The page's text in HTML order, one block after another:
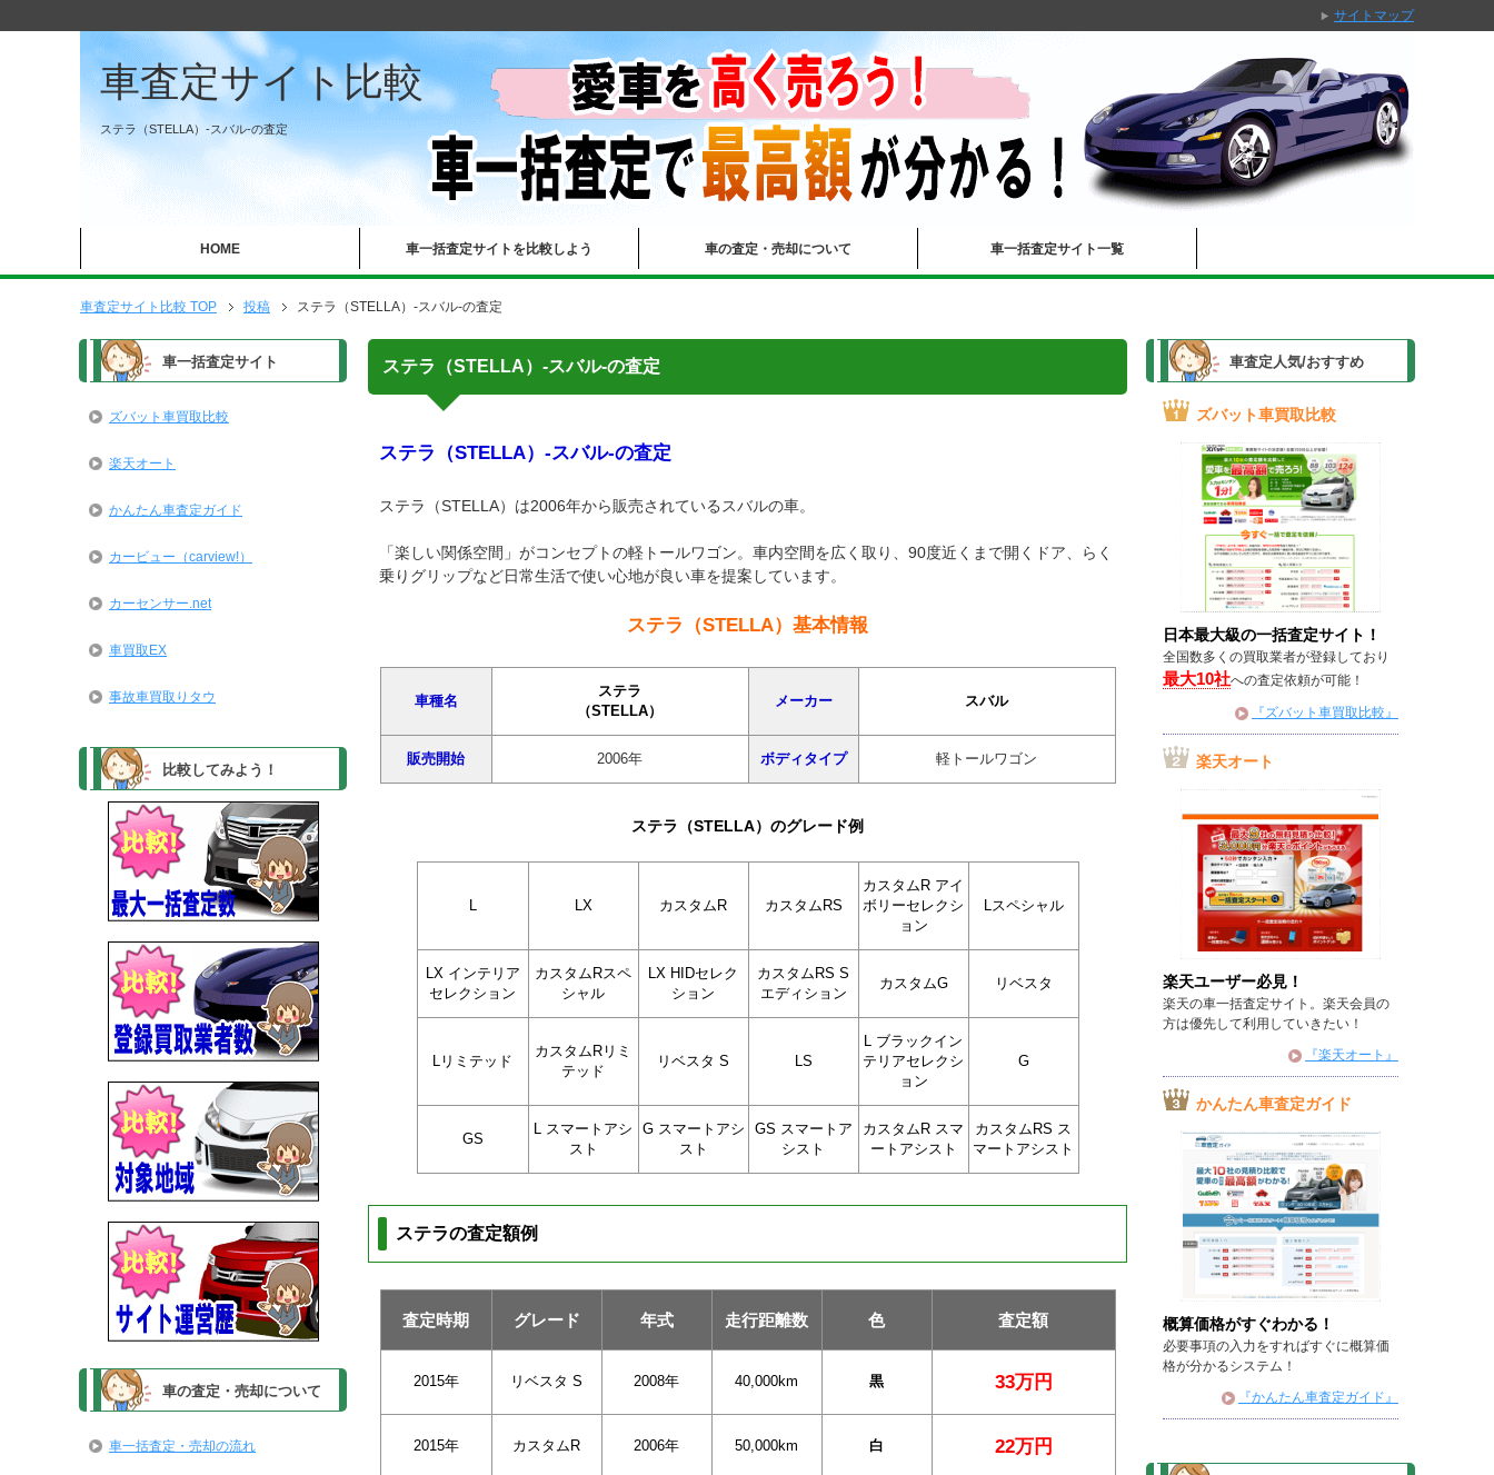
車査定サイト比較
ステラ（STELLA）-スバル-の査定
HOME 車一括査定サイトを比較しよう 車の査定・売却について 車一括査定サイト一覧
車査定サイト比較 TOP 投稿 ステラ（STELLA）-スバル-の査定
ステラ（STELLA）-スバル-の査定
ステラ（STELLA）-スバル-の査定
ステラ（STELLA）は2006年から販売されているスバルの車。
「楽しい関係空間」がコンセプトの軽トールワゴン。車内空間を広く取り、90度近くまで開くドア、らく
乗りグリップなど日常生活で使い心地が良い車を提案しています。
ステラ（STELLA）基本情報
車種名
ステラ
（STELLA）
メーカー スバル
販売開始 2006年 ボディタイプ 軽トールワゴン
ステラ（STELLA）のグレード例
L LX カスタムR カスタムRS
カスタムR アイ
ボリーセレクシ
ョン
Lスペシャル
LX インテリア
セレクション
カスタムRスペ
シャル
LX HIDセレク
ション
カスタムRS S
エディション
カスタムG リベスタ
Lリミテッド
カスタムRリミ
テッド
リベスタ S LS
L ブラックイン
テリアセレクシ
ョン
G
GS
L スマートアシ
スト
G スマートアシ
スト
GS スマートア
シスト
カスタムR スマ
ートアシスト
カスタムRS ス
マートアシスト
ステラの査定額例
査定時期 グレード 年式 走行距離数 色 査定額
2015年 リベスタ S 2008年 40,000km 黒 33万円
2015年 カスタムR 2006年 50,000km 白 22万円
車一括査定サイト
ズバット車買取比較
楽天オート
かんたん車査定ガイド
カービュー（carview!）
カーセンサー.net
車買取EX
事故車買取りタウ
比較してみよう！
車の査定・売却について
車一括査定・売却の流れ
車査定人気/おすすめ
ズバット車買取比較
日本最大級の一括査定サイト！
全国数多くの買取業者が登録しており
最大10社への査定依頼が可能！
『ズバット車買取比較』
楽天オート
楽天ユーザー必見！
楽天の車一括査定サイト。楽天会員の
方は優先して利用していきたい！
『楽天オート』
かんたん車査定ガイド
概算価格がすぐわかる！
必要事項の入力をすればすぐに概算価
格が分かるシステム！
『かんたん車査定ガイド』
サイトマップ